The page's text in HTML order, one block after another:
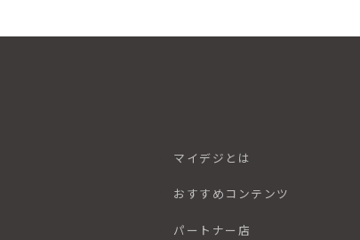
マイデジとは
おすすめコンテンツ
パートナー店